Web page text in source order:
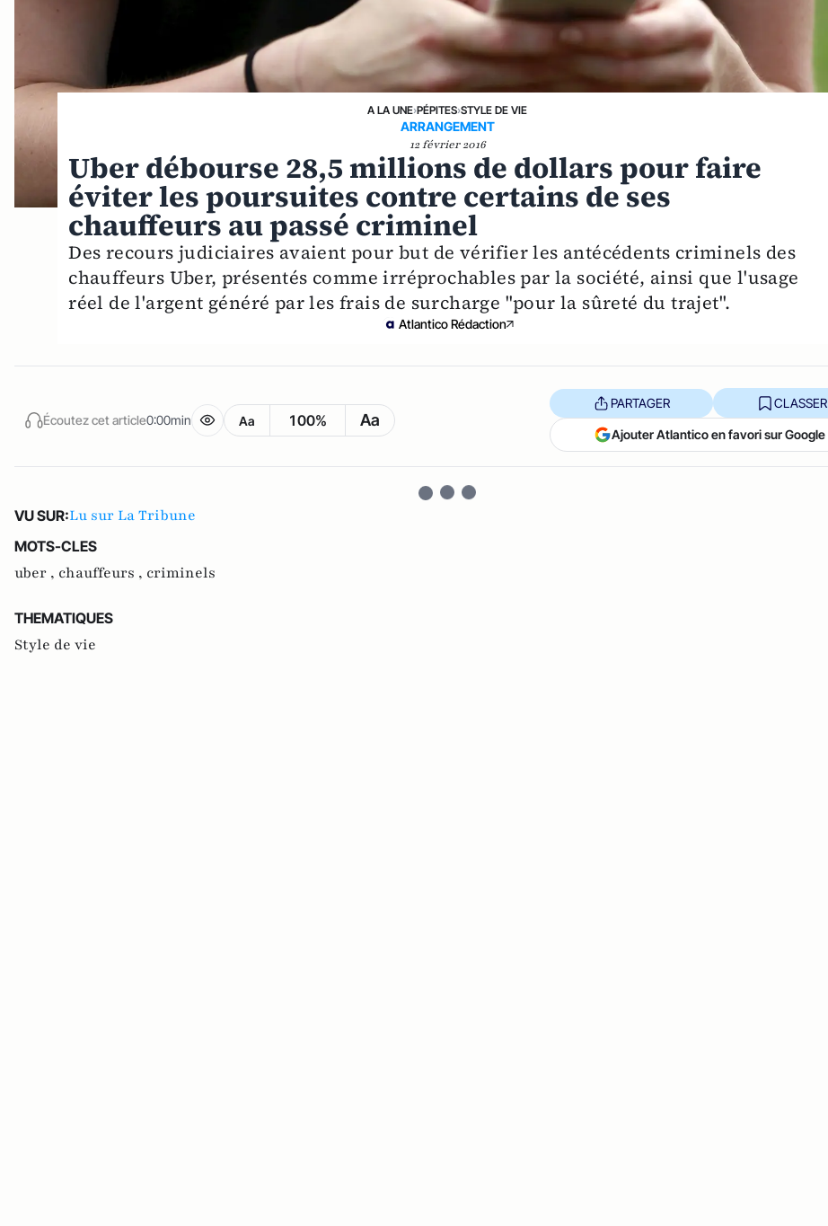
A LA UNE›PÉPITES›STYLE DE VIE
ARRANGEMENT
12 février 2016
Uber débourse 28,5 millions de dollars pour faire
éviter les poursuites contre certains de ses
chauffeurs au passé criminel
Des recours judiciaires avaient pour but de vérifier les antécédents criminels des
chauffeurs Uber, présentés comme irréprochables par la société, ainsi que l'usage
réel de l'argent généré par les frais de surcharge "pour la sûreté du trajet".
Atlantico Rédaction
Écoutez cet article0:00min Aa 100% Aa
PARTAGER CLASSER
Ajouter Atlantico en favori sur Google
VU SUR:Lu sur La Tribune
MOTS-CLES
uber , chauffeurs , criminels
THEMATIQUES
Style de vie